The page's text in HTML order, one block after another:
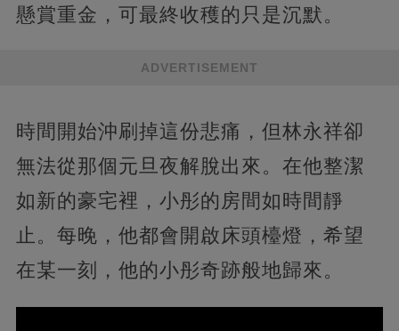
懸賞重金，可最終收穫的只是沉默。
ADVERTISEMENT
時間開始沖刷掉這份悲痛，但林永祥卻
無法從那個元旦夜解脫出來。在他整潔
如新的豪宅裡，小彤的房間如時間靜
止。每晚，他都會開啟床頭檯燈，希望
在某一刻，他的小彤奇跡般地歸來。